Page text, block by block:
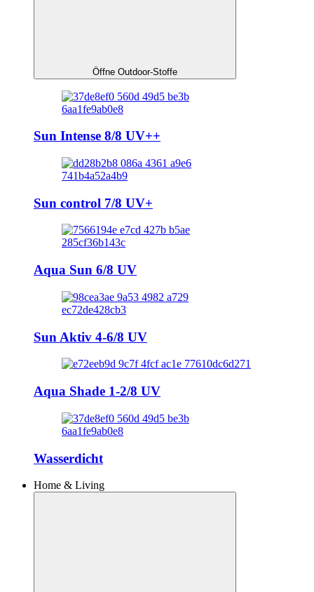
Öffne Outdoor-Stoffe
Sun Intense 8/8 UV++
Sun control 7/8 UV+
Aqua Sun 6/8 UV
Sun Aktiv 4-6/8 UV
Aqua Shade 1-2/8 UV
Wasserdicht
Home & Living